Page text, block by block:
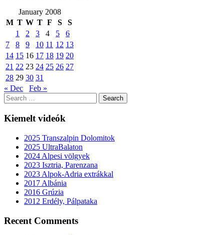
January 2008
M T W T F S
S
1
2 3 4 5
6
7
8 9 10 11 12 13
14 15 16 17 18 19 20
21 22 23 24 25 26 27
28 29 30 31
« Dec
Feb »
Search
for:
Kiemelt videók
2025 Transzalpin Dolomitok
2025 UltraBalaton
2024 Alpesi völgyek
2023 Isztria, Parenzana
2023 Alpok-Adria extrákkal
2017 Albánia
2016 Grúzia
2012 Erdély, Pálpataka
Recent Comments